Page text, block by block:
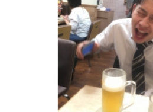
イ
デ
ン
テ
ィ
テ
ィ
ー
の